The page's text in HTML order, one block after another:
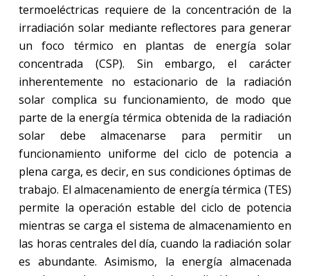
termoeléctricas requiere de la concentración de la
irradiación solar mediante reflectores para generar
un foco térmico en plantas de energía solar
concentrada (CSP). Sin embargo, el carácter
inherentemente no estacionario de la radiación
solar complica su funcionamiento, de modo que
parte de la energía térmica obtenida de la radiación
solar debe almacenarse para permitir un
funcionamiento uniforme del ciclo de potencia a
plena carga, es decir, en sus condiciones óptimas de
trabajo. El almacenamiento de energía térmica (TES)
permite la operación estable del ciclo de potencia
mientras se carga el sistema de almacenamiento en
las horas centrales del día, cuando la radiación solar
es abundante. Asimismo, la energía almacenada